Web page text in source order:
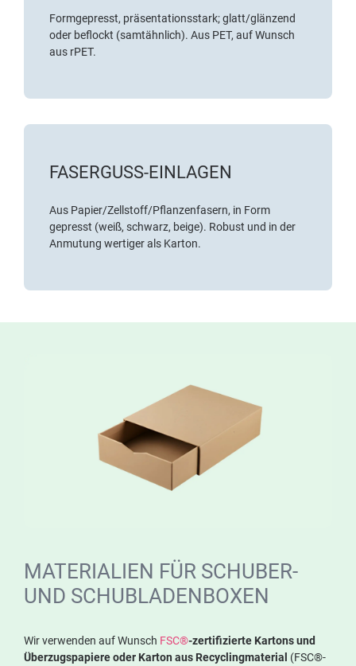
Formgepresst, präsentationsstark; glatt/glänzend
oder beflockt (samtähnlich). Aus PET, auf Wunsch
aus rPET.
FASERGUSS-EINLAGEN
Aus Papier/Zellstoff/Pflanzenfasern, in Form
gepresst (weiß, schwarz, beige). Robust und in der
Anmutung wertiger als Karton.
MATERIALIEN FÜR SCHUBER-
UND SCHUBLADENBOXEN
Wir verwenden auf Wunsch FSC®-zertifizierte Kartons und
Überzugspapiere oder Karton aus Recyclingmaterial (FSC®-